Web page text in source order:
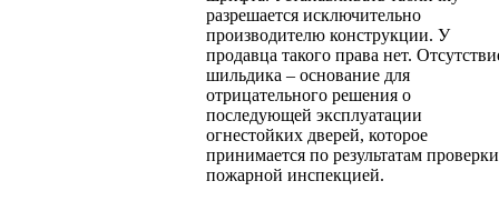
разрешается исключительно
производителю конструкции. У
продавца такого права нет.
шильдика – основание для
отрицательного решения о
последующей эксплуатации
огнестойких дверей, которое
принимается по результатам проверки
пожарной инспекцией.